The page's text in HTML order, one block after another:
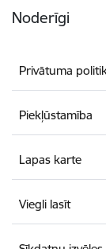
Noderīgi
Privātuma
Piekļūstamība
Lapas karte
Viegli lasīt